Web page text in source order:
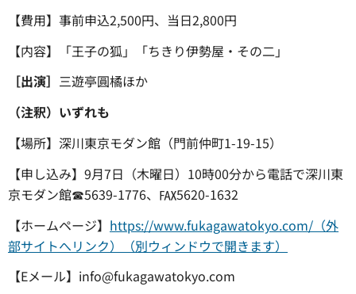
【費用】事前申込2,500円、当日2,800円
【内容】「王子の狐」「ちきり伊勢屋・その二」
［出演］ 三遊亭圓橘ほか
（注釈）いずれも
【場所】深川東京モダン館（門前仲町1-19-15）
【申し込み】9月7日（木曜日）10時00分から電話で深川東
京モダン館☎5639-1776、℻5620-1632
【ホームページ】 https://www.fukagawatokyo.com/（外
部サイトへリンク）（別ウィンドウで開きます）
【Eメール】info@fukagawatokyo.com